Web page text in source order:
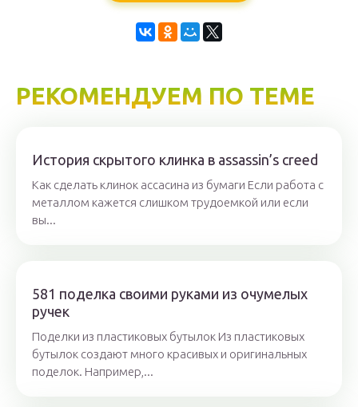
РЕКОМЕНДУЕМ ПО ТЕМЕ
История скрытого клинка в assassin’s creed
Как сделать клинок ассасина из бумаги Если работа с
металлом кажется слишком трудоемкой или если
вы...
581 поделка своими руками из очумелых
ручек
Поделки из пластиковых бутылок Из пластиковых
бутылок создают много красивых и оригинальных
поделок. Например,...